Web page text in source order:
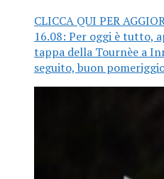
CLICCA QUI PER
16.08: Per oggi è tutto,
tappa della Tournèe a
seguito, buon